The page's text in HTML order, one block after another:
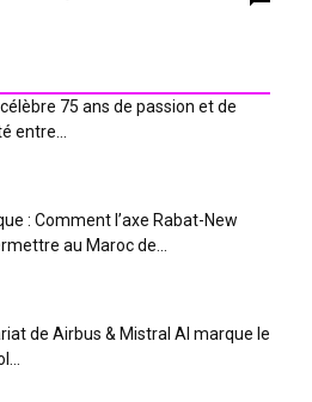
75 ans de passion et de
entre...
: Comment l’axe Rabat-New
au Maroc de...
de Airbus & Mistral AI marque le